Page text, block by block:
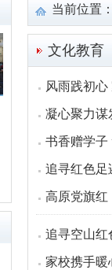
当前位置
文化教育
风雨践初
凝心聚力谋
书香赠学子
追寻红色
高原党旗
追寻空山红
家校携手暖